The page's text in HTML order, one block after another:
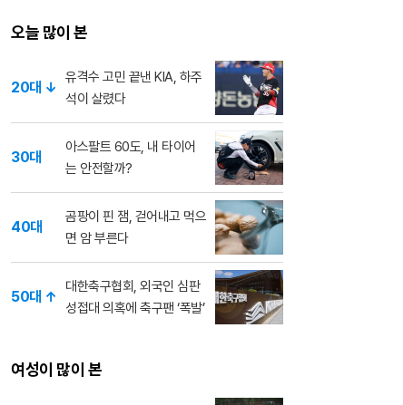
오늘 많이 본
20대 ↓
유격수 고민 끝낸 KIA, 하주
석이 살렸다
30대
아스팔트 60도, 내 타이어
는 안전할까?
40대
곰팡이 핀 잼, 걷어내고 먹으
면 암 부른다
50대 ↑
대한축구협회, 외국인 심판
성접대 의혹에 축구팬 ‘폭발’
여성이 많이 본